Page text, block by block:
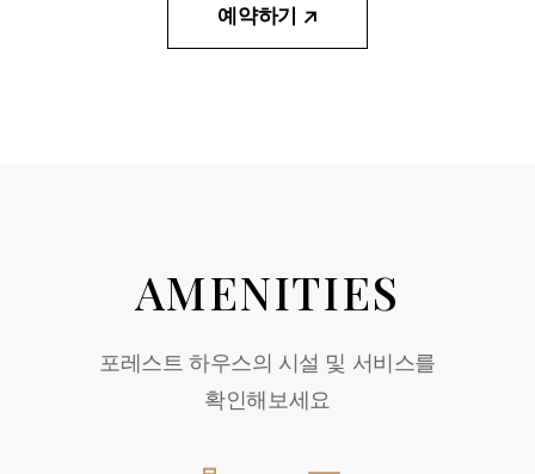
예약하기
AMENITIES
포레스트 하우스의 시설 및 서비스를
확인해보세요